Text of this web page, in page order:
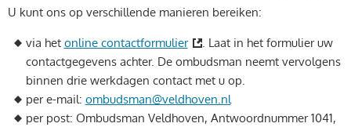
U kunt ons op verschillende manieren bereiken:
via het online contactformulier
. Laat in het formulier uw
contactgegevens achter. De ombudsman neemt vervolgens
binnen drie werkdagen contact met u op.
per e-mail: ombudsman@veldhoven.nl
per post: Ombudsman Veldhoven, Antwoordnummer 1041,